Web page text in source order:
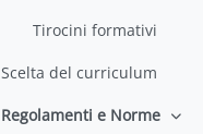
Tirocini formativi
Scelta del curriculum
طيRegolamenti e Norme